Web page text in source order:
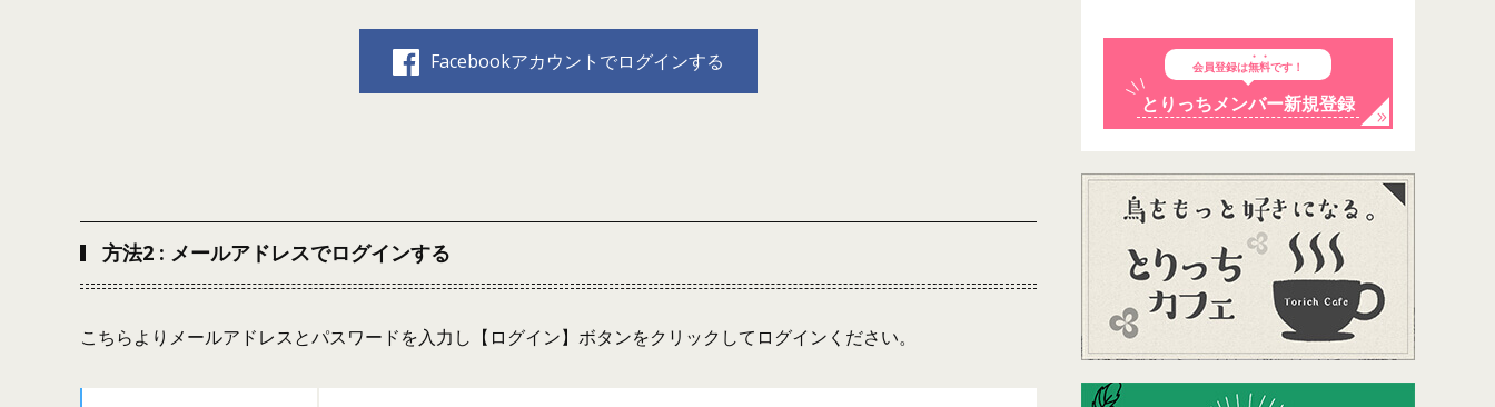
Facebookアカウントでログインする
方法2 : メールアドレスでログインする
こちらよりメールアドレスとパスワードを入力し【ログイン】ボタンをクリックしてログインください。
会員登録は無料です！
とりっちメンバー新規登録